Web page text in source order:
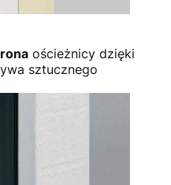
ościeżnicy dzięki
sztucznego